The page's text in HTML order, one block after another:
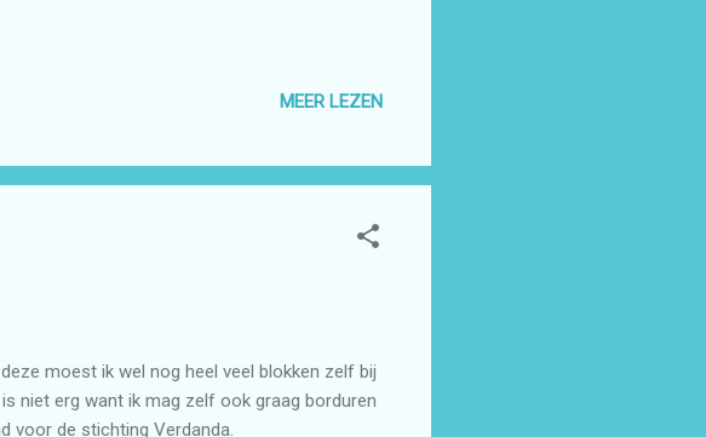
MEER LEZEN
moest ik wel nog heel veel blokken zelf bij
niet erg want ik mag zelf ook graag borduren
voor de stichting Verdanda.